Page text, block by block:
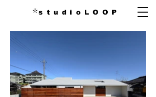
s t u d i o L O O P